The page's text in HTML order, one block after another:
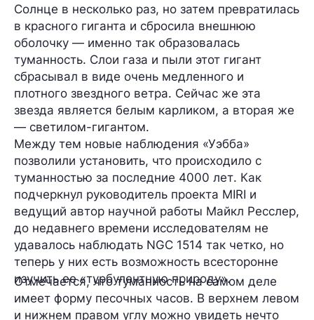
Солнце в несколько раз, но затем превратилась
в красного гиганта и сбросила внешнюю
оболочку — именно так образовалась
туманность. Слои газа и пыли этот гигант
сбрасывал в виде очень медленного и
плотного звездного ветра. Сейчас же эта
звезда является белым карликом, а вторая же
— светилом-гигантом.
Между тем новые наблюдения «Уэбба»
позволили установить, что происходило с
туманностью за последние 4000 лет. Как
подчеркнул руководитель проекта MIRI и
ведущий автор научной работы Майкл Ресслер,
до недавнего времени исследователям не
удавалось наблюдать NGC 1514 так четко, но
теперь у них есть возможность всесторонне
изучитьее «турбулентную природу».
Отмечается, что туманность на самом деле
имеет форму песочных часов. В верхнем левом
и нижнем правом углу можно увидеть нечто